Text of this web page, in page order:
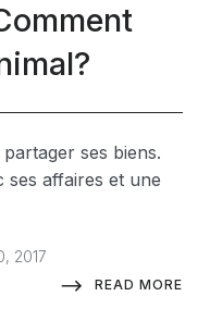
ses biens.
ses affaires et une
2017
READ MORE